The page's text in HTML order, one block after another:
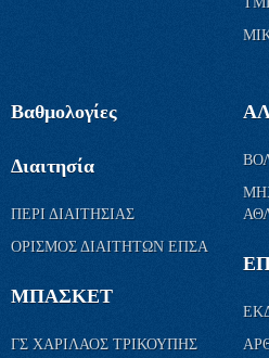
Βαθμολογίες
Διαιτησία
ΠΕΡΙ ΔΙΑΙΤΗΣΙΑΣ
ΟΡΙΣΜΟΣ ΔΙΑΙΤΗΤΩΝ ΕΠΣΑ
ΜΠΑΣΚΕΤ
ΓΣ ΧΑΡΙΛΑΟΣ ΤΡΙΚΟΥΠΗΣ